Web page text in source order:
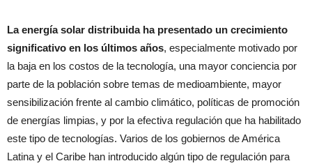
La energía solar distribuida ha presentado un crecimiento
significativo en los últimos años, especialmente motivado por
la baja en los costos de la tecnología, una mayor conciencia por
parte de la población sobre temas de medioambiente, mayor
sensibilización frente al cambio climático, políticas de promoción
de energías limpias, y por la efectiva regulación que ha habilitado
este tipo de tecnologías. Varios de los gobiernos de América
Latina y el Caribe han introducido algún tipo de regulación para